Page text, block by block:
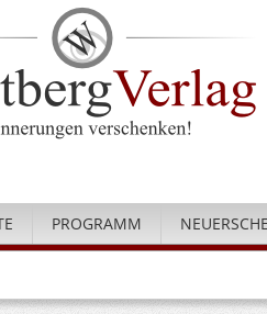
PROGRAMM